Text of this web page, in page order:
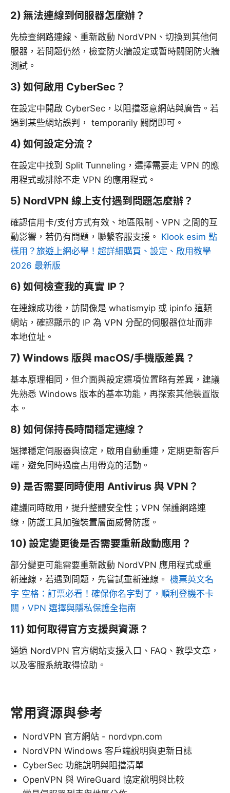
2) 無法連線到伺服器怎麼辦？
先檢查網路連線、重新啟動 NordVPN、切換到其他伺
服器，若問題仍然，檢查防火牆設定或暫時關閉防火牆
測試。
3) 如何啟用 CyberSec？
在設定中開啟 CyberSec，以阻擋惡意網站與廣告。若
遇到某些網站誤判， temporarily 關閉即可。
4) 如何設定分流？
在設定中找到 Split Tunneling，選擇需要走 VPN 的應
用程式或排除不走 VPN 的應用程式。
5) NordVPN 線上支付遇到問題怎麼辦？
確認信用卡/支付方式有效、地區限制、VPN 之間的互
動影響，若仍有問題，聯繫客服支援。 Klook esim 點
樣用？旅遊上網必學！超詳細購買、設定、啟用教學
2026 最新版
6) 如何檢查我的真實 IP？
在連線成功後，訪問像是 whatismyip 或 ipinfo 這類
網站，確認顯示的 IP 為 VPN 分配的伺服器位址而非
本地位址。
7) Windows 版與 macOS/手機版差異？
基本原理相同，但介面與設定選項位置略有差異，建議
先熟悉 Windows 版本的基本功能，再探索其他裝置版
本。
8) 如何保持長時間穩定連線？
選擇穩定伺服器與協定，啟用自動重連，定期更新客戶
端，避免同時過度占用帶寬的活動。
9) 是否需要同時使用 Antivirus 與 VPN？
建議同時啟用，提升整體安全性；VPN 保護網路連
線，防護工具加強裝置層面威脅防護。
10) 設定變更後是否需要重新啟動應用？
部分變更可能需要重新啟動 NordVPN 應用程式或重
新連線，若遇到問題，先嘗試重新連線。 機票英文名
字 空格：訂票必看！確保你名字對了，順利登機不卡
關，VPN 選擇與隱私保護全指南
11) 如何取得官方支援與資源？
通過 NordVPN 官方網站支援入口、FAQ、教學文章，
以及客服系統取得協助。
常用資源與參考
NordVPN 官方網站 - nordvpn.com
NordVPN Windows 客戶端說明與更新日誌
CyberSec 功能說明與阻擋清單
OpenVPN 與 WireGuard 協定說明與比較